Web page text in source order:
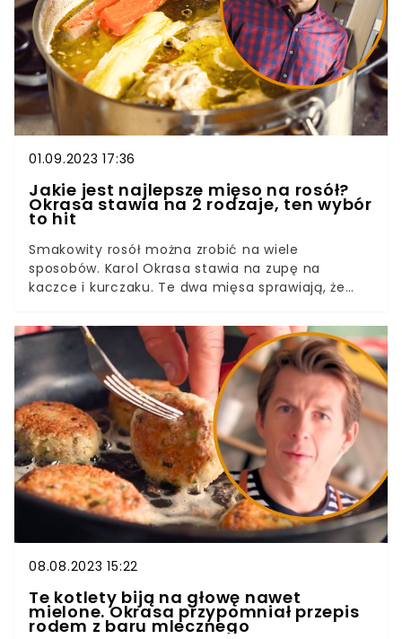
01.09.2023 17:36
Jakie jest najlepsze mięso na rosół?
Okrasa stawia na 2 rodzaje, ten wybór
to hit
Smakowity rosół można zrobić na wiele
sposobów. Karol Okrasa stawia na zupę na
kaczce i kurczaku. Te dwa mięsa sprawiają, że
przygotować.
08.08.2023 15:22
Te kotlety biją na głowę nawet
mielone. Okrasa przypomniał przepis
rodem z baru mlecznego